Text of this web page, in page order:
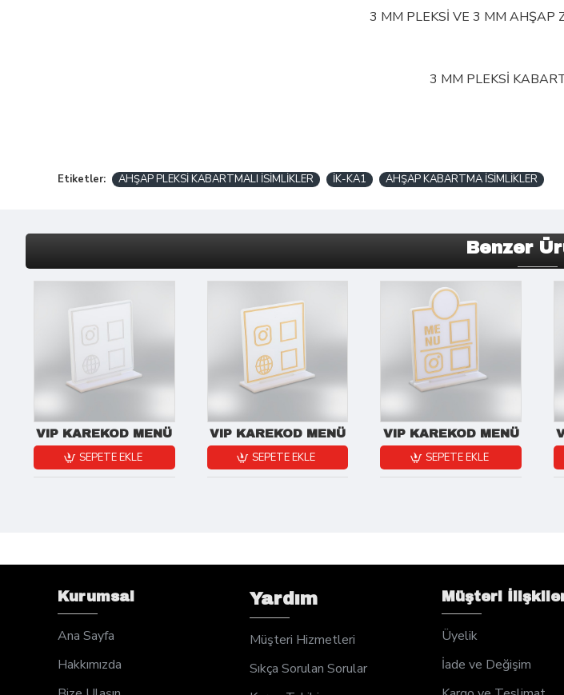
3 MM PLEKSİ VE 3 MM AHŞAP
3 MM PLEKSİ
Etiketler: AHŞAP PLEKSİ KABARTMALI İSİMLİKLER İK-KA1 AHŞAP KABARTMA İSİMLİKLER
Benzer
VIP KAREKOD MENÜ
SEPETE EKLE
VIP KAREKOD MENÜ
SEPETE EKLE
VIP KAREKOD MENÜ
SEPETE EKLE
Kurumsal
Ana Sayfa
Hakkımızda
Yardım
Müşteri Hizmetleri
Sıkça Sorulan Sorular
Müşteri
Üyelik
İade ve Değişim